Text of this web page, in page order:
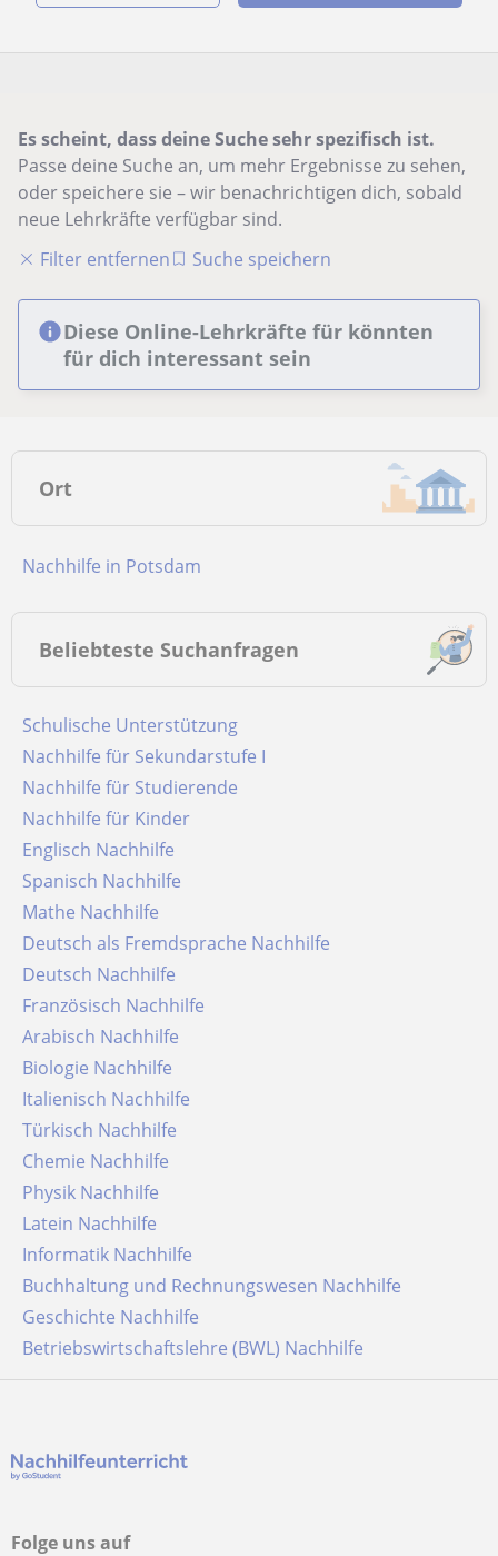
Es scheint, dass deine Suche sehr spezifisch ist.
Passe deine Suche an, um mehr Ergebnisse zu sehen,
oder speichere sie – wir benachrichtigen dich, sobald
neue Lehrkräfte verfügbar sind.
Filter entfernen
Suche speichern
Diese Online-Lehrkräfte für könnten
für dich interessant sein
Ort
Nachhilfe in Potsdam
Beliebteste Suchanfragen
Schulische Unterstützung
Nachhilfe für Sekundarstufe I
Nachhilfe für Studierende
Nachhilfe für Kinder
Englisch Nachhilfe
Spanisch Nachhilfe
Mathe Nachhilfe
Deutsch als Fremdsprache Nachhilfe
Deutsch Nachhilfe
Französisch Nachhilfe
Arabisch Nachhilfe
Biologie Nachhilfe
Italienisch Nachhilfe
Türkisch Nachhilfe
Chemie Nachhilfe
Physik Nachhilfe
Latein Nachhilfe
Informatik Nachhilfe
Buchhaltung und Rechnungswesen Nachhilfe
Geschichte Nachhilfe
Betriebswirtschaftslehre (BWL) Nachhilfe
Folge uns auf